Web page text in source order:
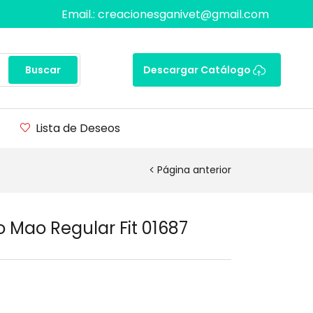
Email.: creacionesganivet@gmail.com
Buscar Descargar Catálogo
Lista de Deseos
Página anterior
Regular Fit 01687